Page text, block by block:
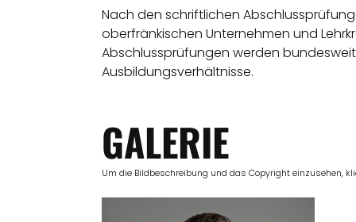
Nach den schriftlichen
oberfränkischen Unternehmen und
Abschlussprüfungen werden
Ausbildungsverhältnisse.
GALERIE
Um die Bildbeschreibung und das Copyright einzusehen,